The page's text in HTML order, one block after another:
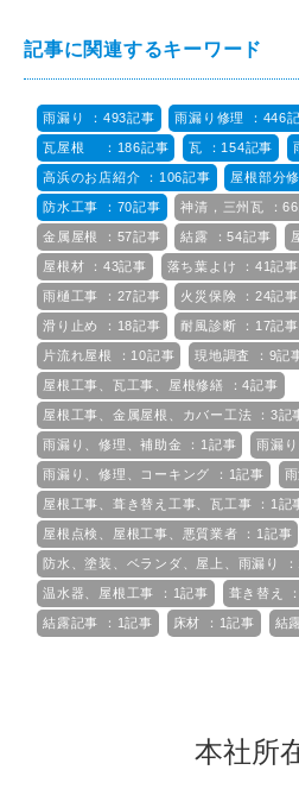
記事に関連するキーワード
雨漏り ：493記事 雨漏り修理 ：446
瓦屋根 ：186記事 瓦 ：154記事
高浜のお店紹介 ：106記事 屋根部分
防水工事 ：70記事 神清，三州瓦 ：
金属屋根 ：57記事 結露 ：54記事
屋根材 ：43記事 落ち葉よけ ：41記事
雨樋工事 ：27記事 火災保険 ：24記事
滑り止め ：18記事 耐風診断 ：17記事
片流れ屋根 ：10記事 現地調査 ：9記
屋根工事、瓦工事、屋根修繕 ：4記事
屋根工事、金属屋根、カバー工法 ：3記
雨漏り、修理、補助金 ：1記事 雨漏
雨漏り、修理、コーキング ：1記事
屋根工事、葺き替え工事、瓦工事 ：1記
屋根点検、屋根工事、悪質業者 ：1記事
防水、塗装、ベランダ、屋上、雨漏り
温水器、屋根工事 ：1記事 葺き替え
結露記事 ：1記事 床材 ：1記事 結
本社所